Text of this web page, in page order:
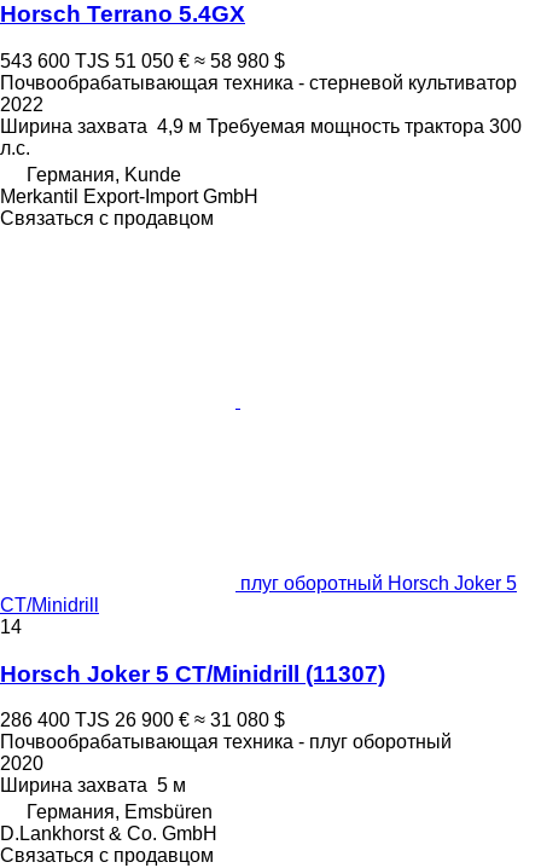
Horsch Terrano 5.4GX
543 600 TJS 51 050 € ≈ 58 980 $
Почвообрабатывающая техника - стерневой культиватор
2022
Ширина захвата 4,9 м Требуемая мощность трактора 300
л.с.
Германия, Kunde
Merkantil Export-Import GmbH
Связаться с продавцом
плуг оборотный Horsch Joker 5
CT/Minidrill
14
Horsch Joker 5 CT/Minidrill (11307)
286 400 TJS 26 900 € ≈ 31 080 $
Почвообрабатывающая техника - плуг оборотный
2020
Ширина захвата 5 м
Германия, Emsbüren
D.Lankhorst & Co. GmbH
Связаться с продавцом